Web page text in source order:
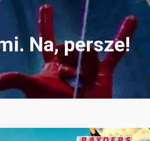
Na, persze!